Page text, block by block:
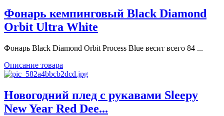
Фонарь кемпинговый Black Diamond
Orbit Ultra White
Фонарь Black Diamond Orbit Process Blue весит всего 84 ...
Описание товара
Новогодний плед с рукавами Sleepy
New Year Red Dee...